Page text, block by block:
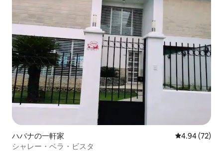
ハバナの一軒家 レビュー72
4.94 (72)
シャレー・ベラ・ビスタ